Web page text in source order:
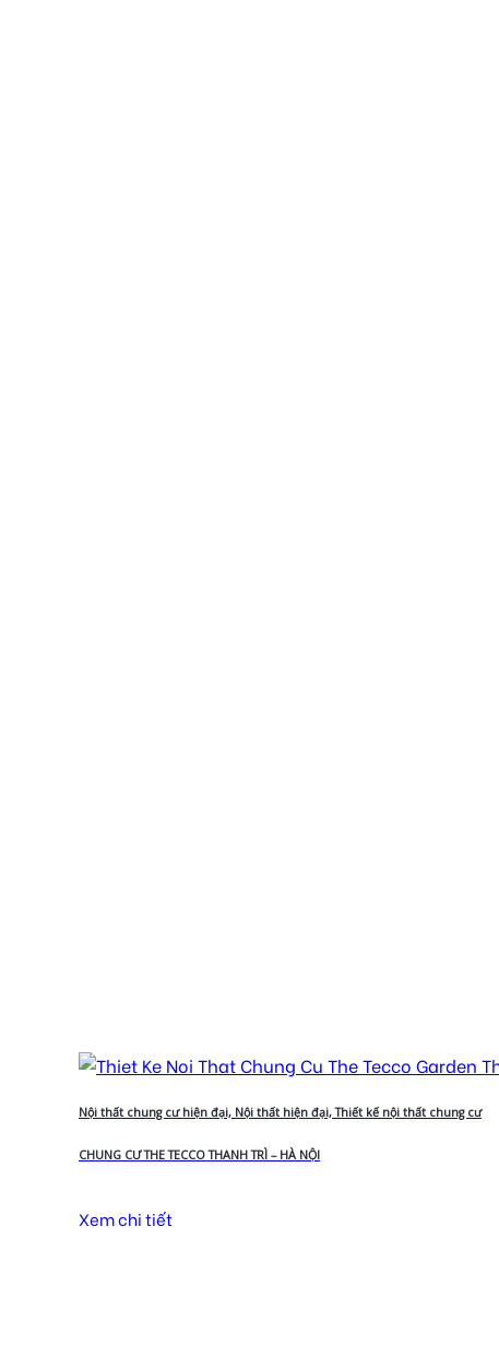
Nội thất chung cư hiện đại, Nội thất hiện đại, Thiết kế nội thất chung cư
CHUNG CƯ THE TECCO THANH TRÌ – HÀ NỘI
Xem chi tiết